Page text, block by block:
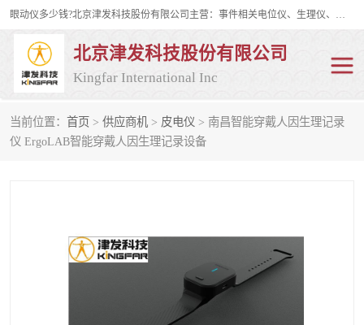
眼动仪多少钱?北京津发科技股份有限公司主营：事件相关电位仪、生理仪、肌电仪、脑电仪、皮电仪、眼动仪；是国家级高新技术企业、科技部认定的科技型中小企业和中关村高新技术企业，具备保密资格，具备自主进出口经营权；自主研发技术、产品与服务荣获多项省部级科学技术奖励、国家发明专利、国家软件著作权和省部级新技术新产品（服务）认证。
北京津发科技股份有限公司
Kingfar International Inc
当前位置： 首页 > 供应商机 > 皮电仪 > 南昌智能穿戴人因生理记录
仪 ErgoLAB智能穿戴人因生理记录设备
皮电仪 脑电仪
行为观察与表情分析 动作捕捉与生物力学
人机交互实验室